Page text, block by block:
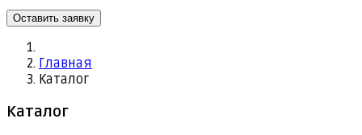
Оставить заявку
Главная
Каталог
Каталог